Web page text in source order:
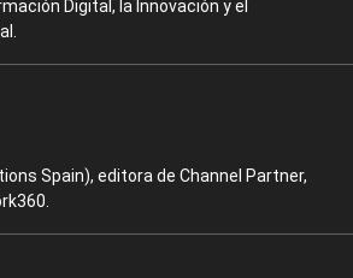
Digital, la Innovación y el
Spain), editora de Channel Partner,